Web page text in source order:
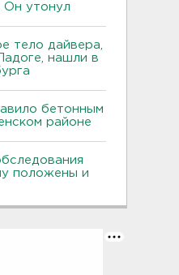
Он утонул
тело дайвера,
нашли в
бетонным
районе
положены и